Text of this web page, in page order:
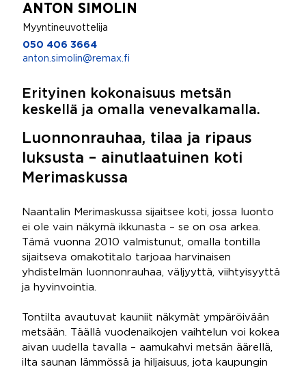
ANTON SIMOLIN
Myyntineuvottelija
050 406 3664
anton.simolin@remax.fi
Erityinen kokonaisuus metsän
keskellä ja omalla venevalkamalla.
Luonnonrauhaa, tilaa ja ripaus
luksusta – ainutlaatuinen koti
Merimaskussa
Naantalin Merimaskussa sijaitsee koti, jossa luonto
ei ole vain näkymä ikkunasta – se on osa arkea.
Tämä vuonna 2010 valmistunut, omalla tontilla
sijaitseva omakotitalo tarjoaa harvinaisen
yhdistelmän luonnonrauhaa, väljyyttä, viihtyisyyttä
ja hyvinvointia.
Tontilta avautuvat kauniit näkymät ympäröivään
metsään. Täällä vuodenaikojen vaihtelun voi kokea
aivan uudella tavalla – aamukahvi metsän äärellä,
ilta saunan lämmössä ja hiljaisuus, jota kaupungin